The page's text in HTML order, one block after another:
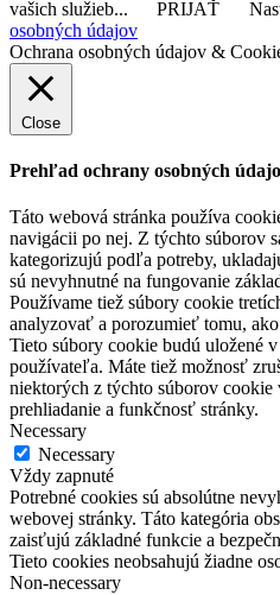
vašich služieb...
PRIJAŤ
osobných údajov
Ochrana osobných údajov &
Close
Prehľad ochrany osobných
Táto webová stránka používa
navigácii po nej. Z týchto súborov
kategorizujú podľa potreby,
sú nevyhnutné na fungovanie
Používame tiež súbory cookie
analyzovať a porozumieť tomu,
Tieto súbory cookie budú uložené
používateľa. Máte tiež možnosť
niektorých z týchto súborov
prehliadanie a funkčnosť stránky.
Necessary
Necessary
Vždy zapnuté
Potrebné cookies sú absolútne
webovej stránky. Táto kategória
zaisťujú základné funkcie a
Tieto cookies neobsahujú žiadne
Non-necessary